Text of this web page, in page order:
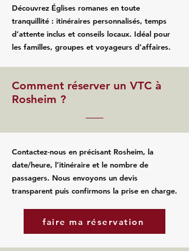
Découvrez Églises romanes en toute
tranquillité : itinéraires personnalisés, temps
d’attente inclus et conseils locaux. Idéal pour
les familles, groupes et voyageurs d’affaires.
Comment réserver un VTC à
Rosheim ?
Contactez‑nous en précisant Rosheim, la
date/heure, l’itinéraire et le nombre de
passagers. Nous envoyons un devis
transparent puis confirmons la prise en charge.
faire ma réservation